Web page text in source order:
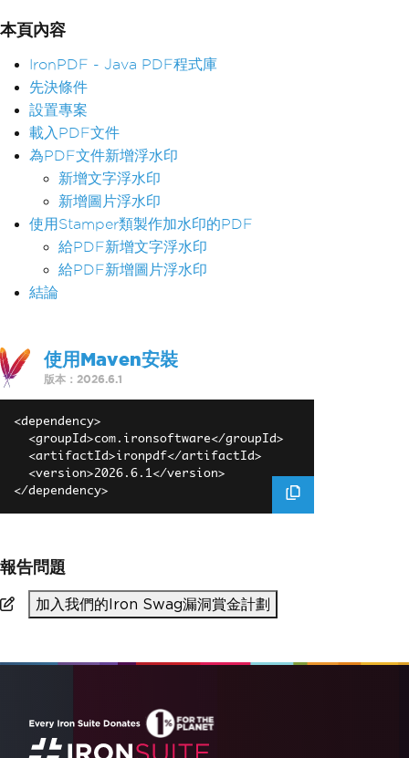
本頁內容
IronPDF - Java PDF程式庫
先決條件
設置專案
載入PDF文件
為PDF文件新增浮水印
新增文字浮水印
新增圖片浮水印
使用Stamper類製作加水印的PDF
給PDF新增文字浮水印
給PDF新增圖片浮水印
結論
使用Maven安裝
版本：2026.6.1
<dependency>
報告問題
加入我們的Iron Swag漏洞賞金計劃